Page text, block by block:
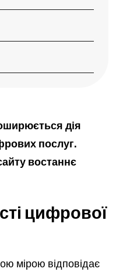
дія
послуг.
востаннє
цифрової
мірою відповідає